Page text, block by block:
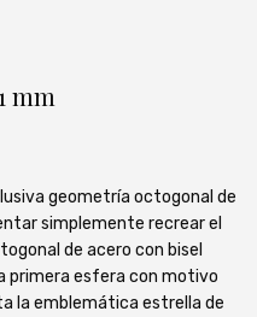
mm
geometría octogonal de
simplemente recrear el
de acero con bisel
primera esfera con motivo
la emblemática estrella de